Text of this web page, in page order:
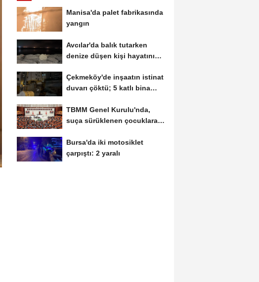
Manisa'da palet fabrikasında
yangın
Avcılar'da balık tutarken
denize düşen kişi hayatını
Çekmeköy'de inşaatın istinat
duvarı çöktü; 5 katlı bina
TBMM Genel Kurulu'nda,
suça sürüklenen çocuklara
Bursa'da iki motosiklet
çarpıştı: 2 yaralı